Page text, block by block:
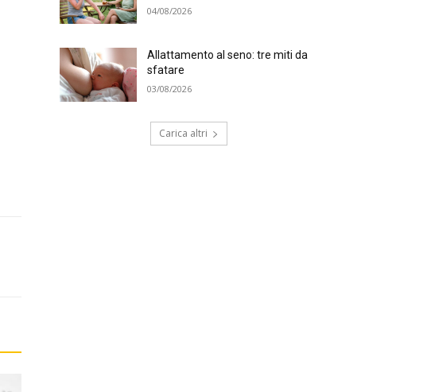
04/08/2026
Allattamento al seno: tre miti da
sfatare
03/08/2026
Carica altri